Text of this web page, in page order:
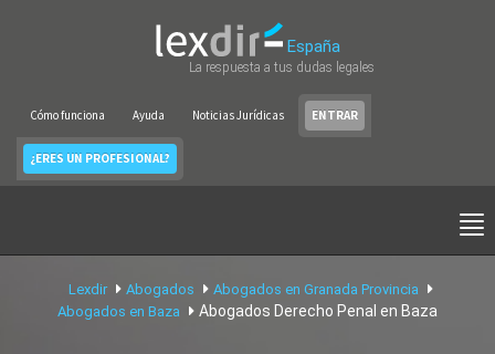
España
La respuesta a tus dudas legales
Cómo funciona Ayuda Noticias Jurídicas ENTRAR
¿ERES UN PROFESIONAL?
Lexdir Abogados
Abogados en Granada Provincia
Abogados en Baza
Abogados Derecho Penal en Baza